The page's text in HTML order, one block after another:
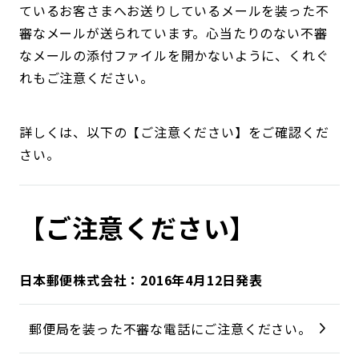
ているお客さまへお送りしているメールを装った不
審なメールが送られています。心当たりのない不審
なメールの添付ファイルを開かないように、くれぐ
れもご注意ください。
詳しくは、以下の【ご注意ください】をご確認くだ
さい。
【ご注意ください】
日本郵便株式会社：2016年4月12日発表
郵便局を装った不審な電話にご注意ください。